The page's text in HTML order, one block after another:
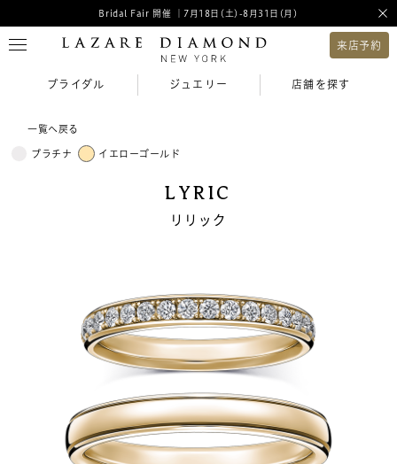
Bridal Fair 開催 ｜7月18日(土)-8月31日(月)
来店予約
ブライダル ジュエリー 店舗を探す
一覧へ戻る
プラチナ イエローゴールド
LYRIC
リリック